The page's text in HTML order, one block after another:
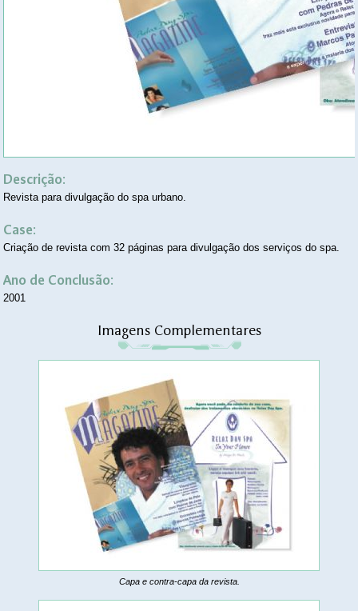
Descrição:
Revista para divulgação do spa urbano.
Case:
Criação de revista com 32 páginas para divulgação dos serviços do spa.
Ano de Conclusão:
2001
Imagens Complementares
Capa e contra-capa da revista.